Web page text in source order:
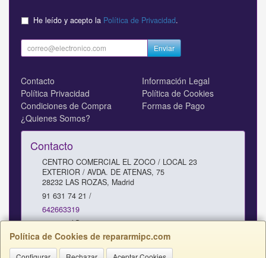
Política de Cookies de repararmipc.com
He leído y acepto la Política de Privacidad.
Enviar
Contacto
Información Legal
Política Privacidad
Política de Cookies
Condiciones de Compra
Formas de Pago
¿Quienes Somos?
Contacto
CENTRO COMERCIAL EL ZOCO / LOCAL 23
EXTERIOR / AVDA. DE ATENAS, 75
28232 LAS ROZAS, Madrid
91 631 74 21 /
642663319
comercial@repararmipc.com